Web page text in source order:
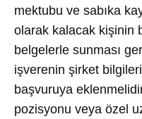
mektubu ve sabıka
olarak kalacak kişinin
belgelerle sunması
işverenin şirket
başvuruya
pozisyonu veya özel